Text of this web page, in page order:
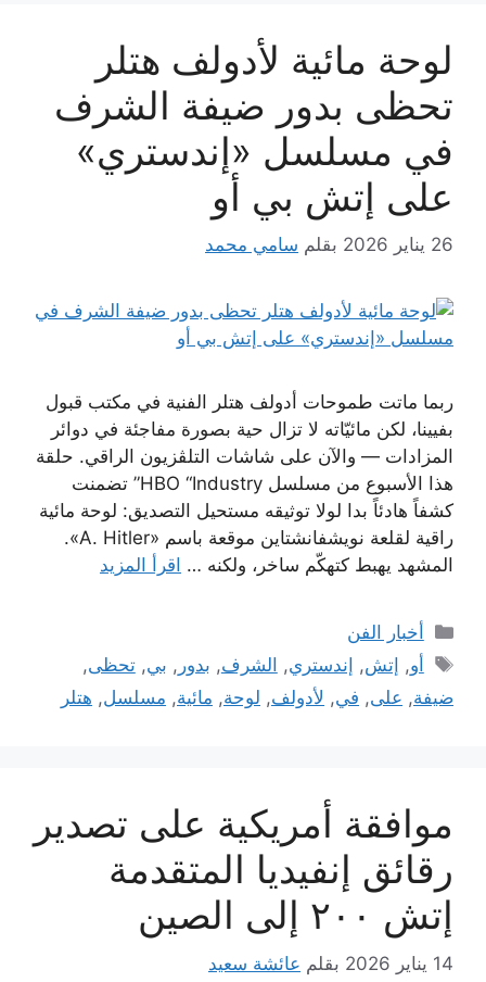
لوحة مائية لأدولف هتلر
تحظى بدور ضيفة الشرف
في مسلسل «إندستري»
على إتش بي أو
26 يناير 2026 بقلم سامي محمد
ربما ماتت طموحات أدولف هتلر الفنية في مكتب قبول
بفيينا، لكن مائيّاته لا تزال حية بصورة مفاجئة في دوائر
المزادات — والآن على شاشات التلڤزيون الراقي. حلقة
هذا الأسبوع من مسلسل HBO “Industry” تضمنت
كشفاً هادئاً بدا لولا توثيقه مستحيل التصديق: لوحة مائية
راقية لقلعة نويشفانشتاين موقعة باسم «A. Hitler».
المشهد يهبط كتهكّم ساخر، ولكنه … اقرأ المزيد
التصنيفات
أخبار الفن
الوسوم
أو, إتش, إندستري, الشرف, بدور , بي,تحظى,
ضيفة, على, في, لأدولف, لوحة, مائية, مسلسل, هتلر
موافقة أمريكية على تصدير
رقائق إنفيديا المتقدمة
إتش ٢٠٠ إلى الصين
14 يناير 2026 بقلم عائشة سعيد